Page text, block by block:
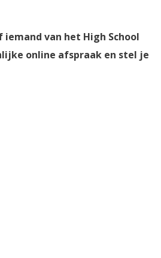
van het High School
online afspraak en stel je